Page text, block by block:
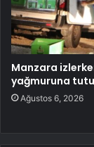
Manzara
yağmuruna
Ağustos 6, 2026